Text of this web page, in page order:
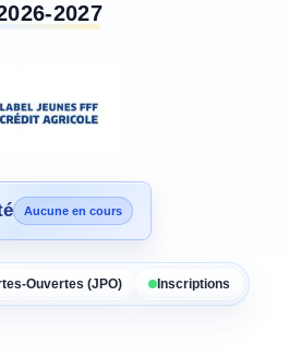
2027
Aucune en cours
Ouvertes (JPO) Inscriptions